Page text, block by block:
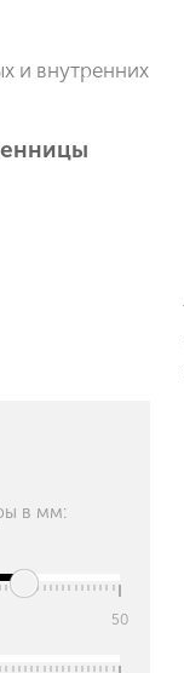
и внутренних
в мм:
50